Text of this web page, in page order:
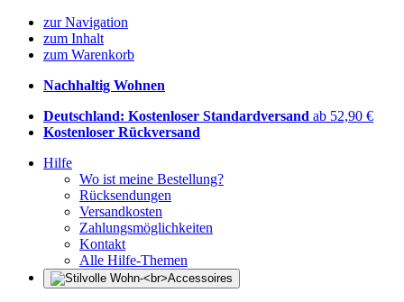
zur Navigation
zum Inhalt
zum Warenkorb
Nachhaltig Wohnen
Deutschland: Kostenloser Standardversand ab 52,90 €
Kostenloser Rückversand
Hilfe
Wo ist meine Bestellung?
Rücksendungen
Versandkosten
Zahlungsmöglichkeiten
Kontakt
Alle Hilfe-Themen